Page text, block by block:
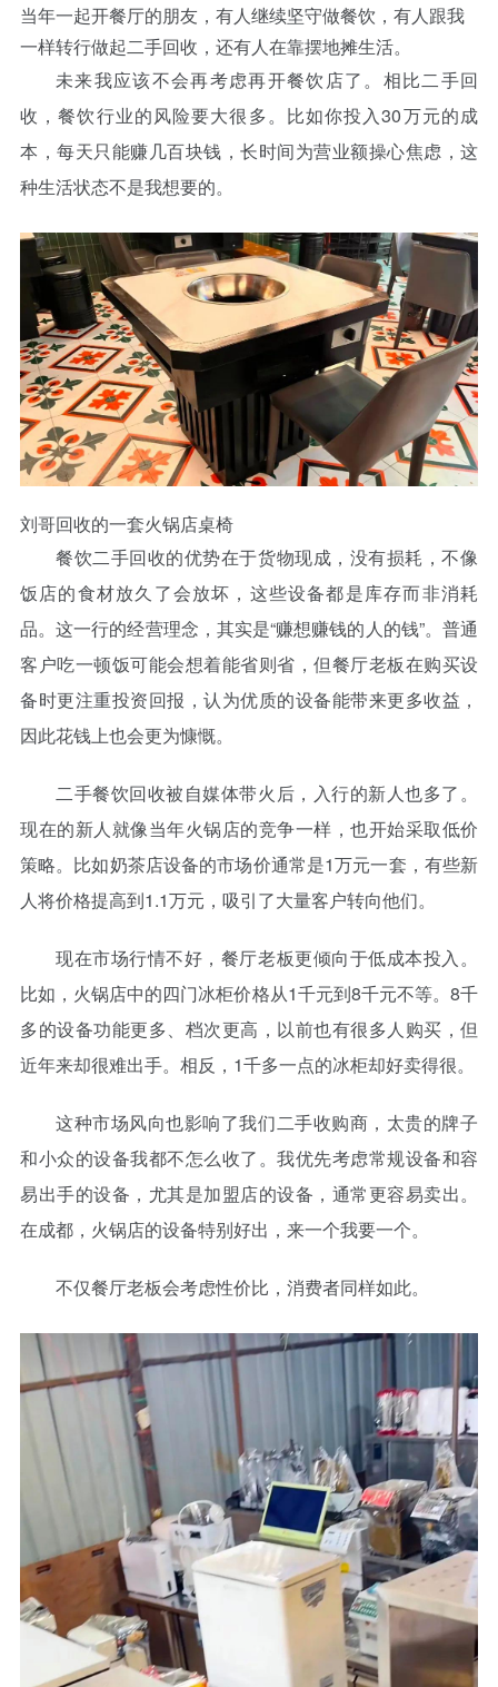
当年一起开餐厅的朋友，有人继续坚守做餐饮，有人跟我
一样转行做起二手回收，还有人在靠摆地摊生活。
未来我应该不会再考虑再开餐饮店了。相比二手回
收，餐饮行业的风险要大很多。比如你投入30万元的成
本，每天只能赚几百块钱，长时间为营业额操心焦虑，这
种生活状态不是我想要的。
刘哥回收的一套火锅店桌椅
餐饮二手回收的优势在于货物现成，没有损耗，不像
饭店的食材放久了会放坏，这些设备都是库存而非消耗
品。这一行的经营理念，其实是“赚想赚钱的人的钱”。普通
客户吃一顿饭可能会想着能省则省，但餐厅老板在购买设
备时更注重投资回报，认为优质的设备能带来更多收益，
因此花钱上也会更为慷慨。
二手餐饮回收被自媒体带火后，入行的新人也多了。
现在的新人就像当年火锅店的竞争一样，也开始采取低价
策略。比如奶茶店设备的市场价通常是1万元一套，有些新
人将价格提高到1.1万元，吸引了大量客户转向他们。
现在市场行情不好，餐厅老板更倾向于低成本投入。
比如，火锅店中的四门冰柜价格从1千元到8千元不等。8千
多的设备功能更多、档次更高，以前也有很多人购买，但
近年来却很难出手。相反，1千多一点的冰柜却好卖得很。
这种市场风向也影响了我们二手收购商，太贵的牌子
和小众的设备我都不怎么收了。我优先考虑常规设备和容
易出手的设备，尤其是加盟店的设备，通常更容易卖出。
在成都，火锅店的设备特别好出，来一个我要一个。
不仅餐厅老板会考虑性价比，消费者同样如此。